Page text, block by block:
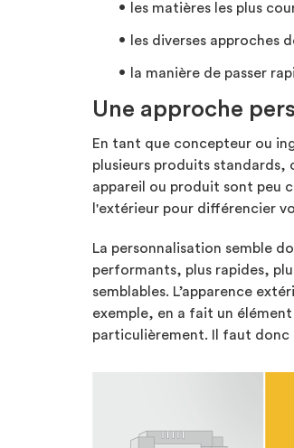
les matières les plus
les diverses approches
la manière de passer
Une approche
En tant que concepteur ou
plusieurs produits standards,
appareil ou produit sont peu
l'extérieur pour différencier
La personnalisation semble
performants, plus rapides,
semblables. L’apparence
exemple, en a fait un
particulièrement. Il faut donc